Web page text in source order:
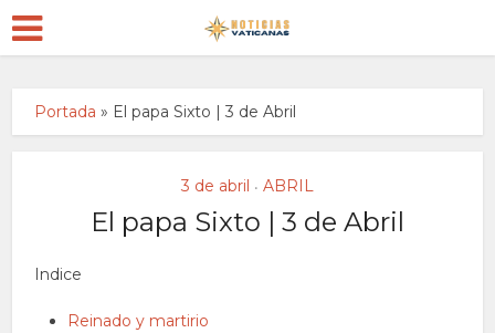
Portada » El papa Sixto | 3 de Abril
3 de abril • ABRIL
El papa Sixto | 3 de Abril
Indice
Reinado y martirio